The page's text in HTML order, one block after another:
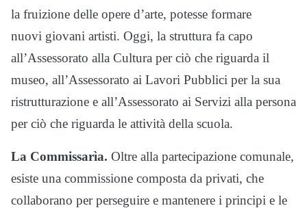
la fruizione delle opere d’arte, potesse formare
nuovi giovani artisti. Oggi, la struttura fa capo
all’Assessorato alla Cultura per ciò che riguarda il
museo, all’Assessorato ai Lavori Pubblici per la sua
ristrutturazione e all’Assessorato ai Servizi alla persona
per ciò che riguarda le attività della scuola.
La Commissarìa. Oltre alla partecipazione comunale,
esiste una commissione composta da privati, che
collaborano per perseguire e mantenere i principi e le